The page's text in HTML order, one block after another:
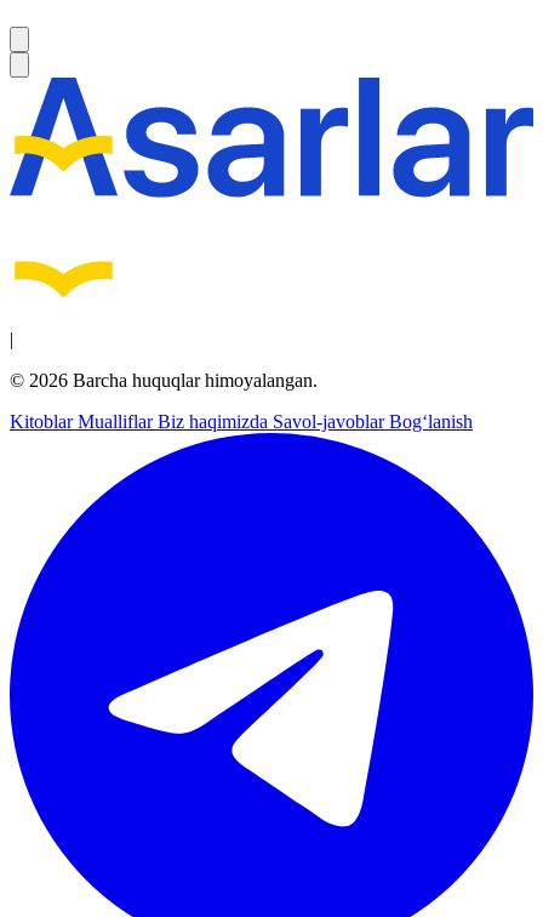
|
© 2026 Barcha huquqlar himoyalangan.
KitoblarMualliflarBiz haqimizda Savol-javoblarBog‘lanish